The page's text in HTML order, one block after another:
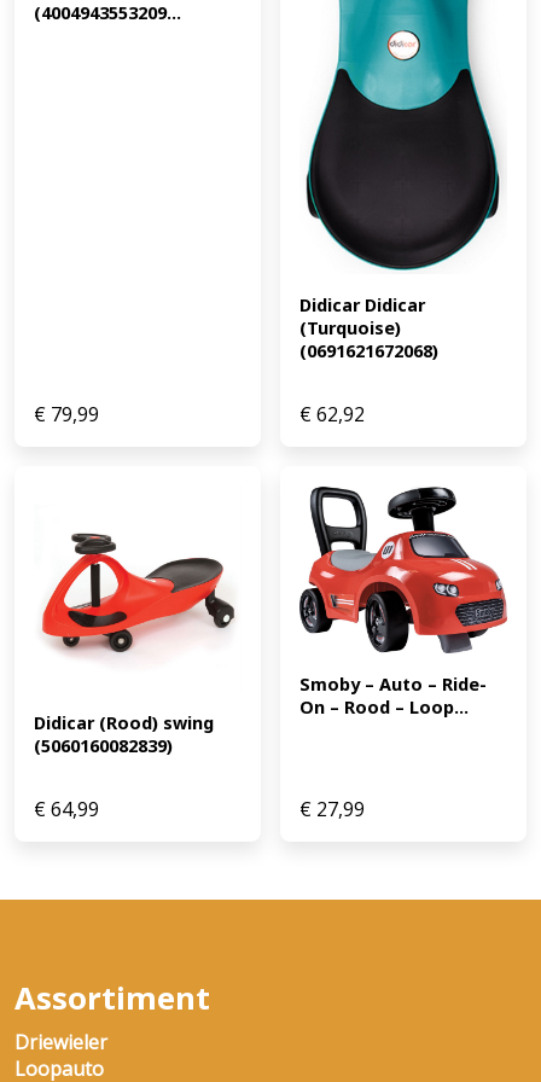
(4004943553209...
€ 79,99
Didicar Didicar
(Turquoise)
(0691621672068)
€62,92
Didicar (Rood) swing
(5060160082839)
€64,99
Smoby – Auto – Ride-
On – Rood – Loop...
€ 27,99
Assortiment
Driewieler
Loopauto